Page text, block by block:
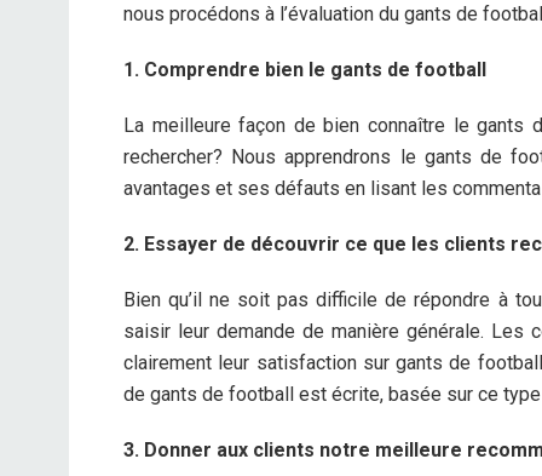
nous procédons à l’évaluation du gants de
1. Comprendre bien le gants de football
La meilleure façon de bien connaître le gants
rechercher? Nous apprendrons le gants de
avantages et ses défauts en lisant les
2. Essayer de découvrir ce que les clients
Bien qu’il ne soit pas difficile de répondre à
saisir leur demande de manière générale. Les
clairement leur satisfaction sur gants de
de gants de football est écrite, basée sur ce
3. Donner aux clients notre meilleure